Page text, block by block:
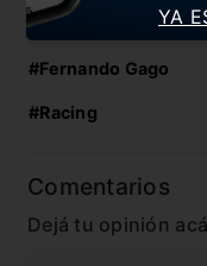
En esta nota:
#Fernando Gago
#Racing
Comentarios
Dejá tu opinión
YA